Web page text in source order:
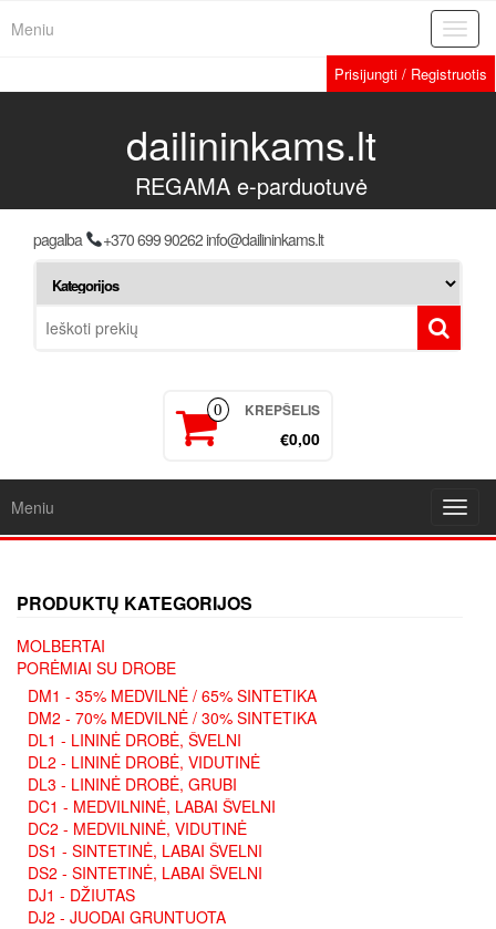
Meniu
Prisijungti / Registruotis
dailininkams.lt
REGAMA e-parduotuvė
pagalba +370 699 90262 info@dailininkams.lt
0 KREPŠELIS
€0,00
Meniu
PRODUKTŲ KATEGORIJOS
MOLBERTAI
PORĖMIAI SU DROBE
DM1 - 35% MEDVILNĖ / 65% SINTETIKA
DM2 - 70% MEDVILNĖ / 30% SINTETIKA
DL1 - LININĖ DROBĖ, ŠVELNI
DL2 - LININĖ DROBĖ, VIDUTINĖ
DL3 - LININĖ DROBĖ, GRUBI
DC1 - MEDVILNINĖ, LABAI ŠVELNI
DC2 - MEDVILNINĖ, VIDUTINĖ
DS1 - SINTETINĖ, LABAI ŠVELNI
DS2 - SINTETINĖ, LABAI ŠVELNI
DJ1 - DŽIUTAS
DJ2 - JUODAI GRUNTUOTA